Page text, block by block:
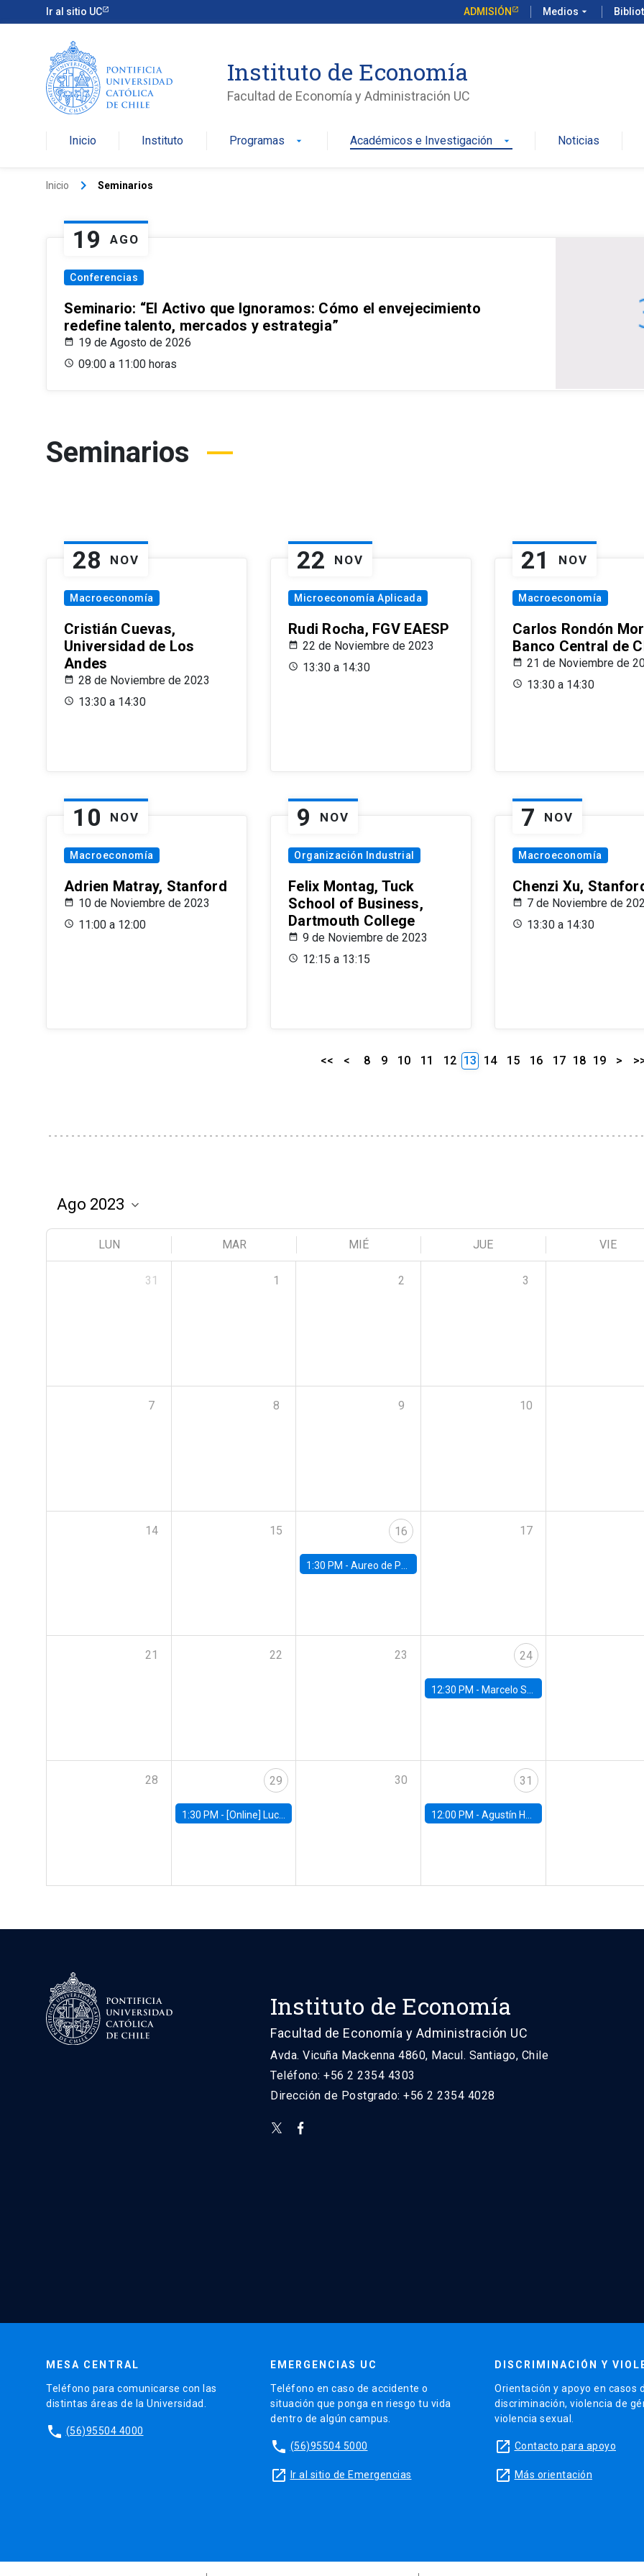
Ir al sitio UC ADMISIÓN Medios arrow_drop_down
Instituto de Economía
Facultad de Economía y Administración UC
Inicio Instituto Programas arrow_drop_down Académicos e Investigación arrow_drop_down Noticias
Inicio keyboard_arrow_right Seminarios
19 AGO
Conferencias
Seminario: “El Activo que Ignoramos: Cómo el envejecimiento
redefine talento, mercados y estrategia”
19 de Agosto de 2026
09:00 a 11:00 horas
Seminarios
28 NOV
Macroeconomía
Cristián Cuevas,
Universidad de Los
Andes
28 de Noviembre de 2023
13:30 a 14:30
22 NOV
Microeconomía Aplicada
Rudi Rocha, FGV EAESP
22 de Noviembre de 2023
13:30 a 14:30
21 NOV
Macroeconomía
Carlos Rondón
Banco Central de
21 de Noviembre de
13:30 a 14:30
10 NOV
Macroeconomía
Adrien Matray, Stanford
10 de Noviembre de 2023
11:00 a 12:00
9 NOV
Organización Industrial
Felix Montag, Tuck
School of Business,
Dartmouth College
9 de Noviembre de 2023
12:15 a 13:15
7 NOV
Macroeconomía
Chenzi Xu,
7 de Noviembre de
13:30 a 14:30
<< < 8 9 10 11 12 13 14 15 16 17 18 19 >
LUN MAR MIÉ JUE VIE
31 1 2 3
7 8 9 10
14 15 16
1:30 PM -Aureo de Paula, UCL
17
21 22 23 24
12:30 PM - Marcelo Sant'Anna, FGV - EPGE
28 29
1:30 PM - [Online] Luciana Juvenal, International Monetary Fund (IMF)
30 31
12:00 PM -Agustín Hurtado, University of Maryland
Instituto de Economía
Facultad de Economía y Administración UC
Avda. Vicuña Mackenna 4860, Macul. Santiago, Chile
Teléfono: +56 2 2354 4303
Dirección de Postgrado: +56 2 2354 4028
MESA CENTRAL
Teléfono para comunicarse con las
distintas áreas de la Universidad.
phone (56)95504 4000
EMERGENCIAS UC
Teléfono en caso de accidente o
situación que ponga en riesgo tu vida
dentro de algún campus.
phone (56)95504 5000
launch Ir al sitio de Emergencias
DISCRIMINACIÓN Y
Orientación y apoyo en casos
discriminación, violencia de
violencia sexual.
launch Contacto para apoyo
launch Más orientación